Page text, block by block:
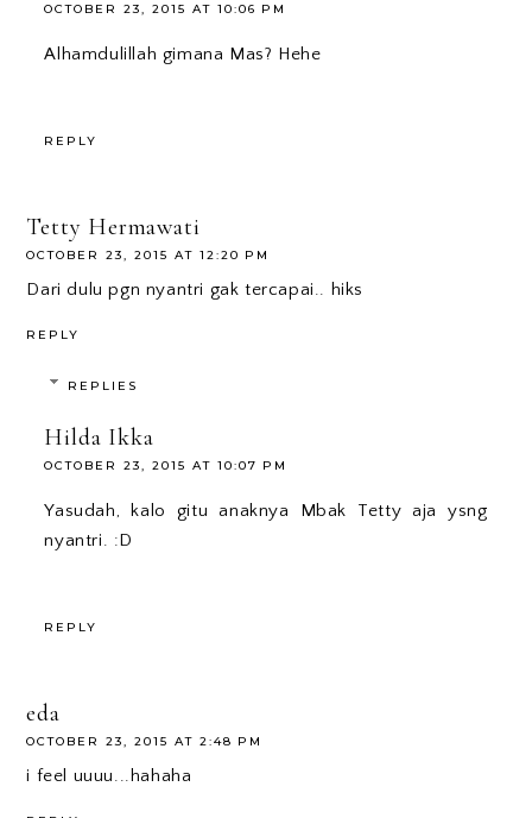
OCTOBER 23, 2015 AT 10:06 PM
Alhamdulillah gimana Mas? Hehe
REPLY
Tetty Hermawati
OCTOBER 23, 2015 AT 12:20 PM
Dari dulu pgn nyantri gak tercapai.. hiks
REPLY
REPLIES
Hilda Ikka
OCTOBER 23, 2015 AT 10:07 PM
Yasudah, kalo gitu anaknya Mbak Tetty aja ysng
nyantri. :D
REPLY
eda
OCTOBER 23, 2015 AT 2:48 PM
i feel uuuu...hahaha